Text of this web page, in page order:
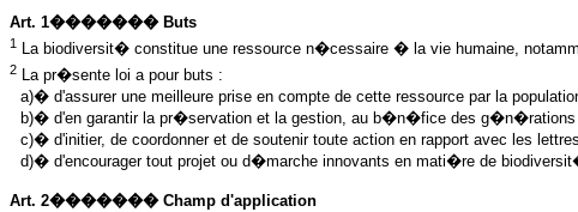
Art. 1������� Buts
1 La biodiversit� constitue une ressource n�cessaire � la vie humaine,
2 La pr�sente loi a pour buts :
a)� d'assurer une meilleure prise en compte de cette ressource par la
b)� d'en garantir la pr�servation et la gestion, au b�n�fice des
c)� d'initier, de coordonner et de soutenir toute action en rapport avec les
d)� d'encourager tout projet ou d�marche innovants en mati�re de
Art. 2������� Champ d'application